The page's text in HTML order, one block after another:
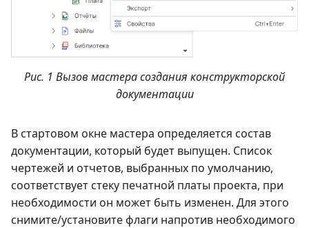
Рис. 1 Вызов мастера создания конструкторской
документации
В стартовом окне мастера определяется состав
документации, который будет выпущен. Список
чертежей и отчетов, выбранных по умолчанию,
соответствует стеку печатной платы проекта, при
необходимости он может быть изменен. Для этого
снимите/установите флаги напротив необходимого